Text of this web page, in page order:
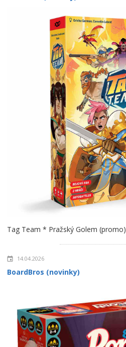
Tag Team * Pražský Golem (promo)
14.04.2026
BoardBros (novinky)